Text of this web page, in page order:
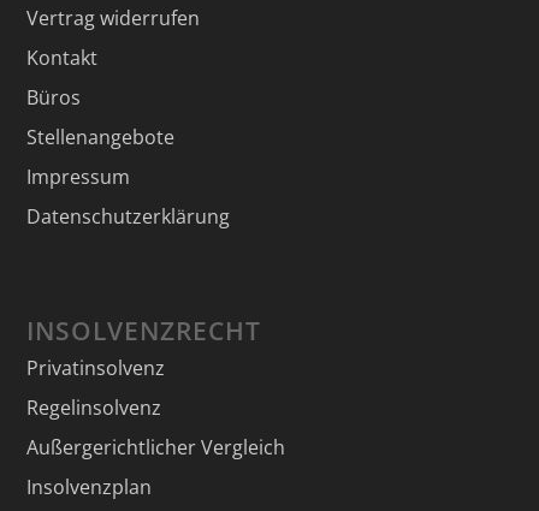
Vertrag widerrufen
Kontakt
Büros
Stellenangebote
Impressum
Datenschutzerklärung
INSOLVENZRECHT
Privatinsolvenz
Regelinsolvenz
Außergerichtlicher Vergleich
Insolvenzplan